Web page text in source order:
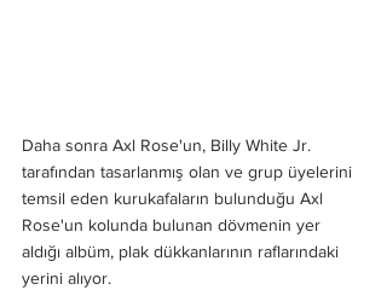
Daha sonra Axl Rose'un, Billy White Jr.
tarafından tasarlanmış olan ve grup üyelerini
temsil eden kurukafaların bulunduğu Axl
Rose'un kolunda bulunan dövmenin yer
aldığı albüm, plak dükkanlarının raflarındaki
yerini alıyor.